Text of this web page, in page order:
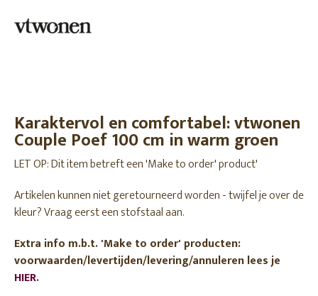
Karaktervol en comfortabel: vtwonen
Couple Poef 100 cm in warm groen
LET OP: Dit item betreft een 'Make to order' product'
Artikelen kunnen niet geretourneerd worden - twijfel je over de
kleur? Vraag eerst een stofstaal aan.
Extra info m.b.t. 'Make to order' producten:
voorwaarden/levertijden/levering/annuleren lees je
HIER.